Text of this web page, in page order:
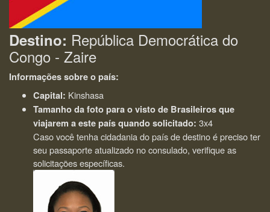
Destino: República Democrática do
Congo - Zaire
Informações sobre o país:
Capital: Kinshasa
Tamanho da foto para o visto de Brasileiros que
viajarem a este país quando solicitado: 3x4
Caso você tenha cidadania do país de destino é preciso ter
seu passaporte atualizado no consulado, verifique as
solicitações específicas.